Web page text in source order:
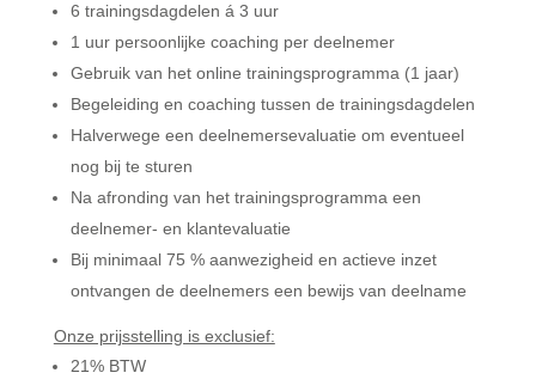
6 trainingsdagdelen á 3 uur
1 uur persoonlijke coaching per deelnemer
Gebruik van het online trainingsprogramma (1 jaar)
Begeleiding en coaching tussen de trainingsdagdelen
Halverwege een deelnemersevaluatie om eventueel
nog bij te sturen
Na afronding van het trainingsprogramma een
deelnemer- en klantevaluatie
Bij minimaal 75 % aanwezigheid en actieve inzet
ontvangen de deelnemers een bewijs van deelname
Onze prijsstelling is exclusief:
21% BTW